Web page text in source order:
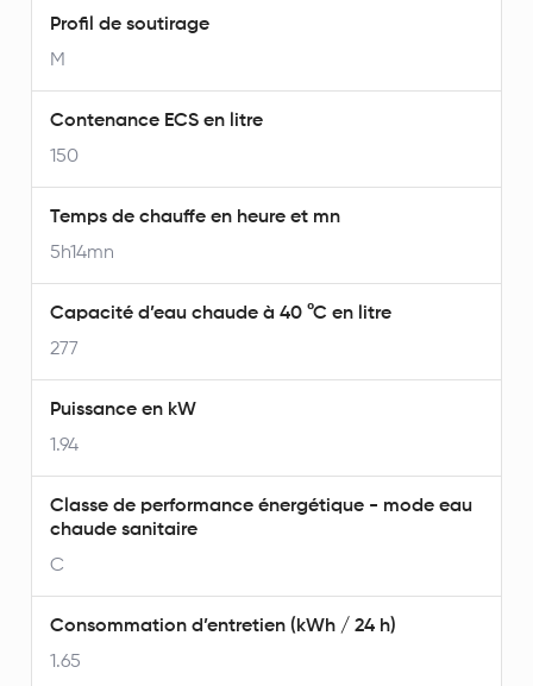
Profil de soutirage
M
Contenance ECS en litre
150
Temps de chauffe en heure et mn
5h14mn
Capacité d’eau chaude à 40 °C en litre
277
Puissance en kW
1.94
Classe de performance énergétique - mode eau
chaude sanitaire
C
Consommation d’entretien (kWh / 24 h)
1.65